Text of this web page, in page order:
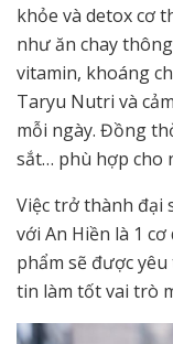
khỏe và detox cơ
như ăn chay
vitamin, khoáng
Taryu Nutri và
mỗi ngày. Đồng
sắt… phù hợp cho
Việc trở thành
với An Hiền là 1
phẩm sẽ được
tin làm tốt vai trò